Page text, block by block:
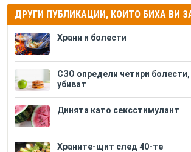
Храни и болести
СЗО определи четири болести,
убиват
Динята като сексстимулант
Храните-щит след 40-те